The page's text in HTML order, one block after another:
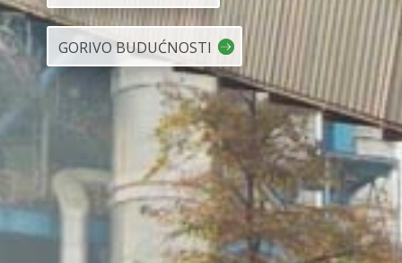
GORIVO BUDUĆNOSTI